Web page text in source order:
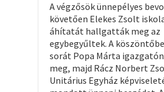
A végzősök ünnepélyes
követően Elekes Zsolt
áhítatát hallgatták meg az
egybegyűltek. A
sorát Popa Márta
meg, majd Rácz Norbert
Unitárius Egyház